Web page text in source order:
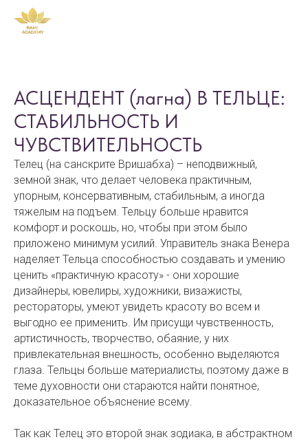
АСЦЕНДЕНТ (лагна) В ТЕЛЬЦЕ:
СТАБИЛЬНОСТЬ И
ЧУВСТВИТЕЛЬНОСТЬ
Телец (на санскрите Вришабха) – неподвижный,
земной знак, что делает человека практичным,
упорным, консервативным, стабильным, а иногда
тяжелым на подъем. Тельцу больше нравится
комфорт и роскошь, но, чтобы при этом было
приложено минимум усилий. Управитель знака Венера
наделяет Тельца способностью создавать и умению
ценить «практичную красоту» - они хорошие
дизайнеры, ювелиры, художники, визажисты,
рестораторы, умеют увидеть красоту во всем и
выгодно ее применить. Им присущи чувственность,
артистичность, творчество, обаяние, у них
привлекательная внешность, особенно выделяются
глаза. Тельцы больше материалисты, поэтому даже в
теме духовности они стараются найти понятное,
доказательное объяснение всему.
Так как Телец это второй знак зодиака, в абстрактном